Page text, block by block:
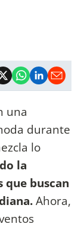
una
durante
lo
la
que buscan
Ahora,